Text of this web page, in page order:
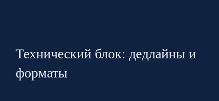
Технический блок: дедлайны и
форматы